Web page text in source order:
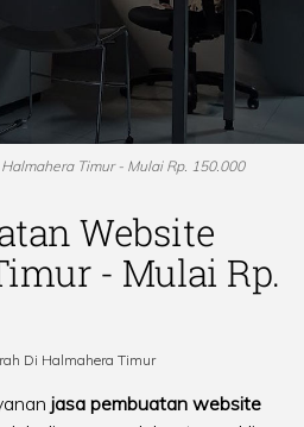
Timur - Mulai Rp. 150.000
Website
- Mulai Rp.
Di Halmahera Timur
jasa pembuatan website